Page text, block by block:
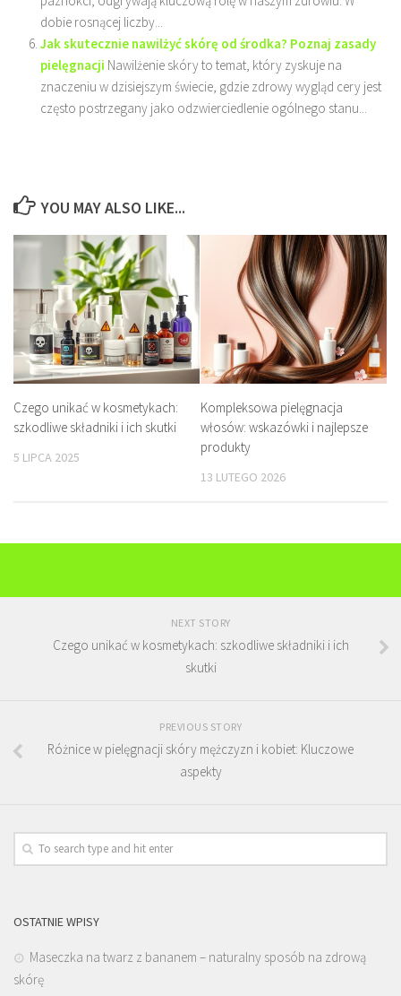
dobie rosnącej liczby...
Jak skutecznie nawilżyć skórę od środka? Poznaj zasady
pielęgnacji Nawilżenie skóry to temat, który zyskuje na
znaczeniu w dzisiejszym świecie, gdzie zdrowy wygląd cery jest
często postrzegany jako odzwierciedlenie ogólnego stanu...
YOU MAY ALSO LIKE...
Czego unikać w kosmetykach:
szkodliwe składniki i ich skutki
5 LIPCA 2025
Kompleksowa pielęgnacja
włosów: wskazówki i najlepsze
produkty
13 LUTEGO 2026
NEXT STORY
Czego unikać w kosmetykach: szkodliwe składniki i ich
skutki
PREVIOUS STORY
Różnice w pielęgnacji skóry mężczyzn i kobiet: Kluczowe
aspekty
OSTATNIE WPISY
Maseczka na twarz z bananem – naturalny sposób na zdrową
skórę